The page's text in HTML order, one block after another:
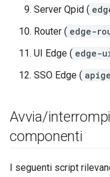
Server Qpid (
Router ( edge-
UI Edge ( edge-
SSO Edge (
Avvia/interrompi
componenti
I seguenti script